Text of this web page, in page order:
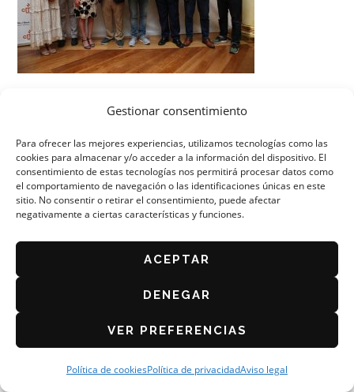
Gestionar consentimiento
Para ofrecer las mejores experiencias, utilizamos tecnologías como las
cookies para almacenar y/o acceder a la información del dispositivo. El
consentimiento de estas tecnologías nos permitirá procesar datos como
el comportamiento de navegación o las identificaciones únicas en este
sitio. No consentir o retirar el consentimiento, puede afectar
negativamente a ciertas características y funciones.
ACEPTAR
DENEGAR
VER PREFERENCIAS
Política de cookiesPolítica de privacidadAviso legal
ORGANIZA: ASOCIACIÓN DE CAFÉS Y BARES DE
ZARAGOZA
AVISO LEGAL
POLÍTICA DE PRIVACIDAD
POLÍTICA DE COOKIES (UE)